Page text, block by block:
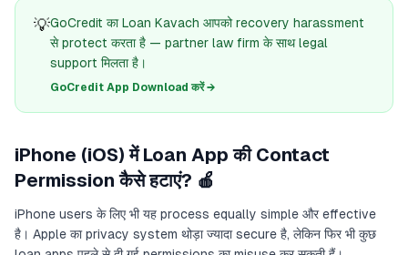
💡GoCredit का Loan Kavach आपको recovery harassment
से protect करता है — partner law firm के साथ legal
support मिलता है।
GoCredit App Download करें →
iPhone (iOS) में Loan App की Contact
Permission कैसे हटाएं? 🍎
iPhone users के लिए भी यह process equally simple और effective
है। Apple का privacy system थोड़ा ज्यादा secure है, लेकिन फिर भी कुछ